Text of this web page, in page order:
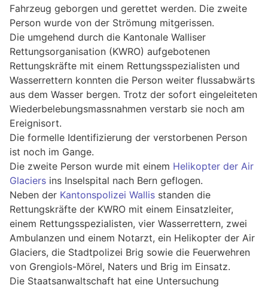
Fahrzeug geborgen und gerettet werden. Die zweite
Person wurde von der Strömung mitgerissen.
Die umgehend durch die Kantonale Walliser
Rettungsorganisation (KWRO) aufgebotenen
Rettungskräfte mit einem Rettungsspezialisten und
Wasserrettern konnten die Person weiter flussabwärts
aus dem Wasser bergen. Trotz der sofort eingeleiteten
Wiederbelebungsmassnahmen verstarb sie noch am
Ereignisort.
Die formelle Identifizierung der verstorbenen Person
ist noch im Gange.
Die zweite Person wurde mit einem Helikopter der Air
Glaciers ins Inselspital nach Bern geflogen.
Neben der Kantonspolizei Wallis standen die
Rettungskräfte der KWRO mit einem Einsatzleiter,
einem Rettungsspezialisten, vier Wasserrettern, zwei
Ambulanzen und einem Notarzt, ein Helikopter der Air
Glaciers, die Stadtpolizei Brig sowie die Feuerwehren
von Grengiols-Mörel, Naters und Brig im Einsatz.
Die Staatsanwaltschaft hat eine Untersuchung